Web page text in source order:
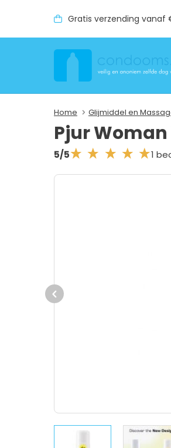
Gratis verzending vanaf
Home Glijmiddel en
Pjur
5/5 1
Previous